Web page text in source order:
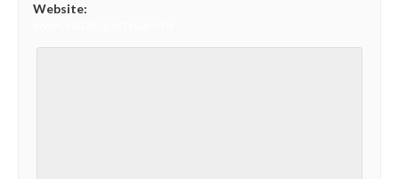
Website: